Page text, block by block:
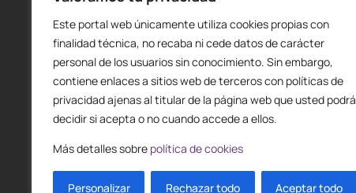
Este portal web únicamente utiliza cookies propias con
finalidad técnica, no recaba ni cede datos de carácter
personal de los usuarios sin conocimiento. Sin embargo,
contiene enlaces a sitios web de terceros con políticas de
privacidad ajenas al titular de la página web que usted podrá
decidir si acepta o no cuando accede a ellos.
Más detalles sobre política de cookies
Personalizar Rechazar todo Aceptar todo